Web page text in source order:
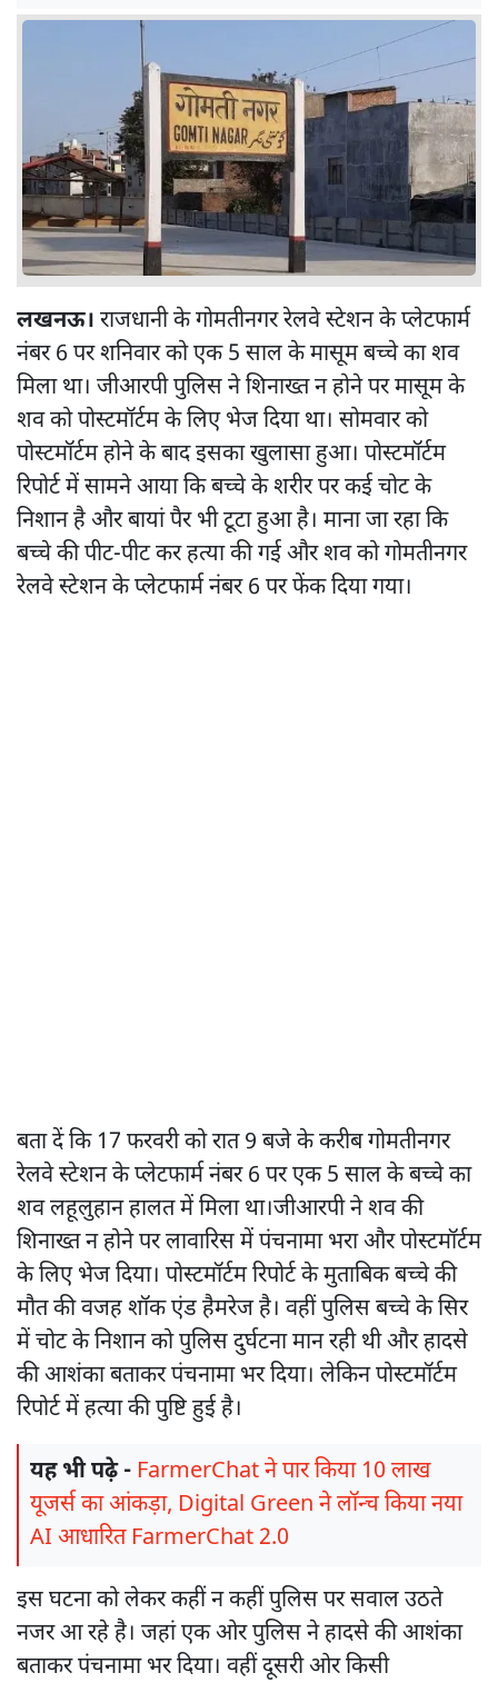
लखनऊ। राजधानी के गोमतीनगर रेलवे स्टेशन के प्लेटफार्म
नंबर 6 पर शनिवार को एक 5 साल के मासूम बच्चे का शव
मिला था। जीआरपी पुलिस ने शिनाख्त न होने पर मासूम के
शव को पोस्टमॉर्टम के लिए भेज दिया था। सोमवार को
पोस्टमॉर्टम होने के बाद इसका खुलासा हुआ। पोस्टमॉर्टम
रिपोर्ट में सामने आया कि बच्चे के शरीर पर कई चोट के
निशान है और बायां पैर भी टूटा हुआ है। माना जा रहा कि
बच्चे की पीट-पीट कर हत्या की गई और शव को गोमतीनगर
रेलवे स्टेशन के प्लेटफार्म नंबर 6 पर फेंक दिया गया।
बता दें कि 17 फरवरी को रात 9 बजे के करीब गोमतीनगर
रेलवे स्टेशन के प्लेटफार्म नंबर 6 पर एक 5 साल के बच्चे का
शव लहूलुहान हालत में मिला था।जीआरपी ने शव की
शिनाख्त न होने पर लावारिस में पंचनामा भरा और पोस्टमॉर्टम
के लिए भेज दिया। पोस्टमॉर्टम रिपोर्ट के मुताबिक बच्चे की
मौत की वजह शॉक एंड हैमरेज है। वहीं पुलिस बच्चे के सिर
में चोट के निशान को पुलिस दुर्घटना मान रही थी और हादसे
की आशंका बताकर पंचनामा भर दिया। लेकिन पोस्टमॉर्टम
रिपोर्ट में हत्या की पुष्टि हुई है।
यह भी पढ़े - FarmerChat ने पार किया 10 लाख
यूजर्स का आंकड़ा, Digital Green ने लॉन्च किया नया
AI आधारित FarmerChat 2.0
इस घटना को लेकर कहीं न कहीं पुलिस पर सवाल उठते
नजर आ रहे है। जहां एक ओर पुलिस ने हादसे की आशंका
बताकर पंचनामा भर दिया। वहीं दूसरी ओर किसी